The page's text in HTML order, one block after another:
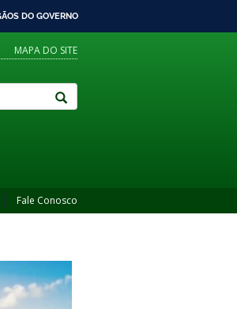
DO GOVERNO
MAPA DO SITE
Fale Conosco